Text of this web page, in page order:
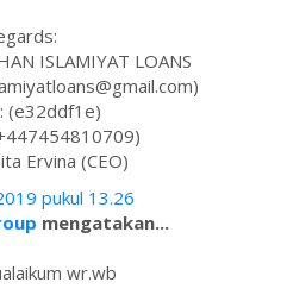
ISLAMIYAT LOANS
(e32ddf1e)
Ervina (CEO)
pukul 13.26
mengatakan...
wr.wb